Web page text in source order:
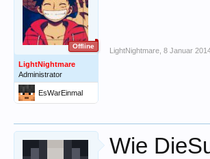
Offline
LightNightmare
Administrator
EsWarEinmal
LightNightmare 8 Januar
Wie